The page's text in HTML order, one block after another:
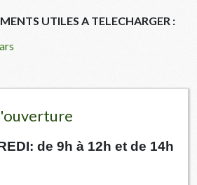
UTILES A TELECHARGER :
de 9h à 12h et de 14h